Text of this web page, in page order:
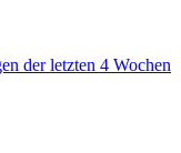
der letzten 4 Wochen